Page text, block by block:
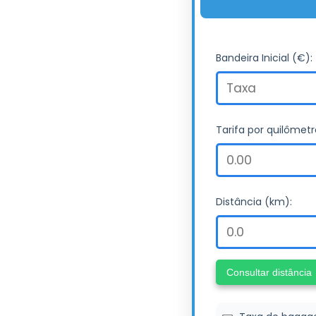
Bandeira Inicial (€):
Tarifa por
Distância (km):
Consultar distância